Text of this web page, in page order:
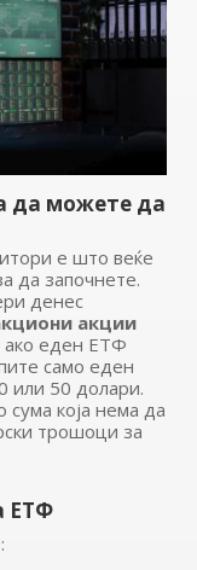
да можете да
е што веќе
да започнете.
денес
акции
ако еден ЕТФ
само еден
или 50 долари.
сума која нема да
трошоци за
ЕТФ